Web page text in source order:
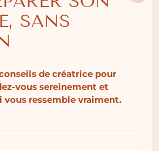
sous les tissus, même les
préserver toute la légèreté de
à porter, ils sont
aux robes dos nu, aux
faut de discrétion pour
SANS
de créatrice pour
vous sereinement et
vous ressemble vraiment.